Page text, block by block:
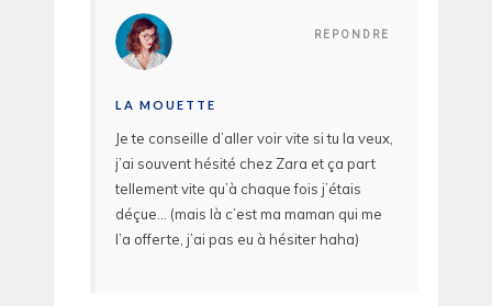
REPONDRE
LA MOUETTE
Je te conseille d’aller voir vite si tu la veux,
j’ai souvent hésité chez Zara et ça part
tellement vite qu’à chaque fois j’étais
déçue… (mais là c’est ma maman qui me
l’a offerte, j’ai pas eu à hésiter haha)